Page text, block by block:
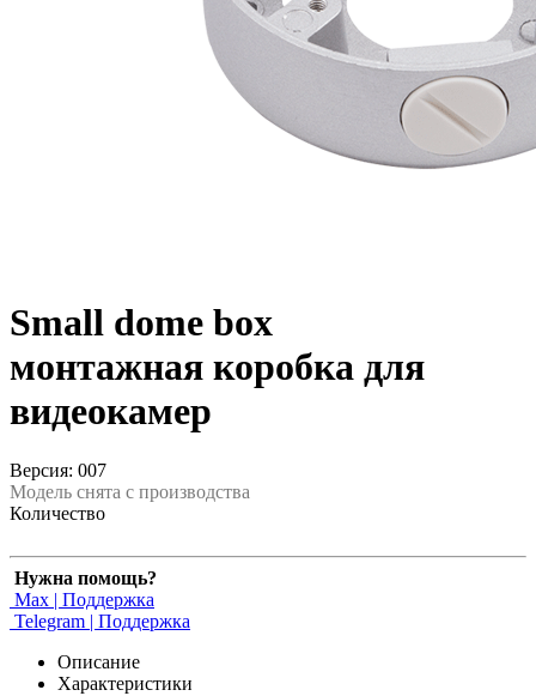
Small dome box
монтажная коробка для
видеокамер
Версия: 007
Модель снята с производства
Количество
Нужна помощь?
Max | Поддержка
Telegram | Поддержка
Описание
Характеристики